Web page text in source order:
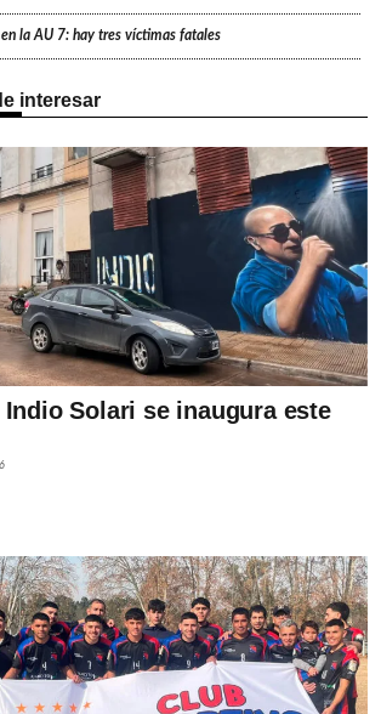
la AU 7: hay tres víctimas fatales
interesar
Solari se inaugura este